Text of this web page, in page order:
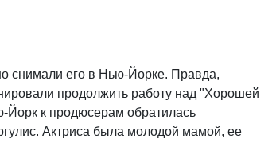
снимали его в Нью-Йорке. Правда,
продолжить работу над "Хорошей
Йорк к продюсерам обратилась
Актриса была молодой мамой, ее